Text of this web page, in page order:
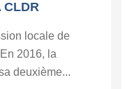
CLDR
locale de
2016, la
deuxième...